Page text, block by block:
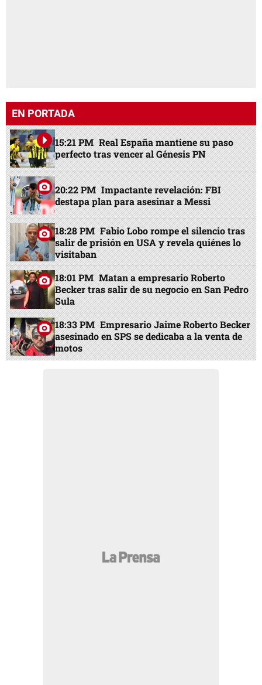
EN PORTADA
15:21 PM Real España mantiene su paso
perfecto tras vencer al Génesis PN
20:22 PM Impactante revelación: FBI
destapa plan para asesinar a Messi
18:28 PM Fabio Lobo rompe el silencio tras
salir de prisión en USA y revela quiénes lo
visitaban
18:01 PM Matan a empresario Roberto
Becker tras salir de su negocio en San Pedro
Sula
18:33 PM Empresario Jaime Roberto Becker
asesinado en SPS se dedicaba a la venta de
motos